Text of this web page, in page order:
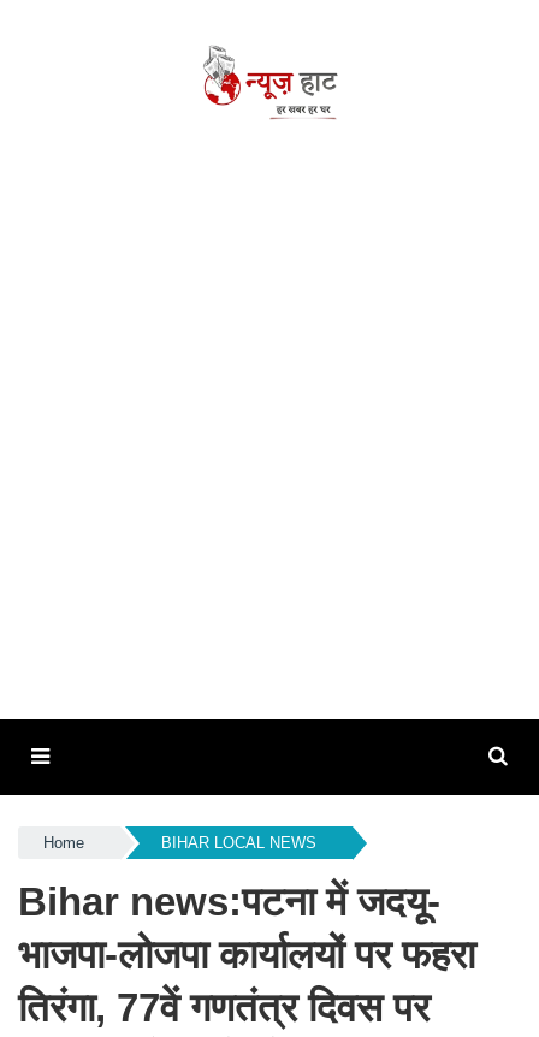
Home BIHAR LOCAL NEWS
Bihar news:पटना में जदयू-
भाजपा-लोजपा कार्यालयों पर फहरा
तिरंगा, 77वें गणतंत्र दिवस पर